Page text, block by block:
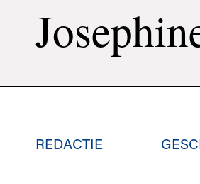
REDACTIE